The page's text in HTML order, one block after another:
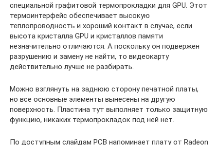
специальной графитовой термопрокладки для GPU. Этот
термоинтерфейс обеспечивает высокую
теплопроводность и хороший контакт в случае, если
высота кристалла GPU и кристаллов памяти
незначительно отличаются. А поскольку он подвержен
разрушению и замену не найти, то видеокарту
действительно лучше не разбирать.
Можно взглянуть на заднюю сторону печатной платы,
но все основные элементы вынесены на другую
поверхность. Пластина тут выполняет только защитную
функцию, никаких термопрокладок под ней нет.
По доступным слайдам PCB напоминает плату от Radeon